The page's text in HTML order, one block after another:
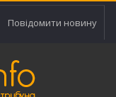
Повідомити новину